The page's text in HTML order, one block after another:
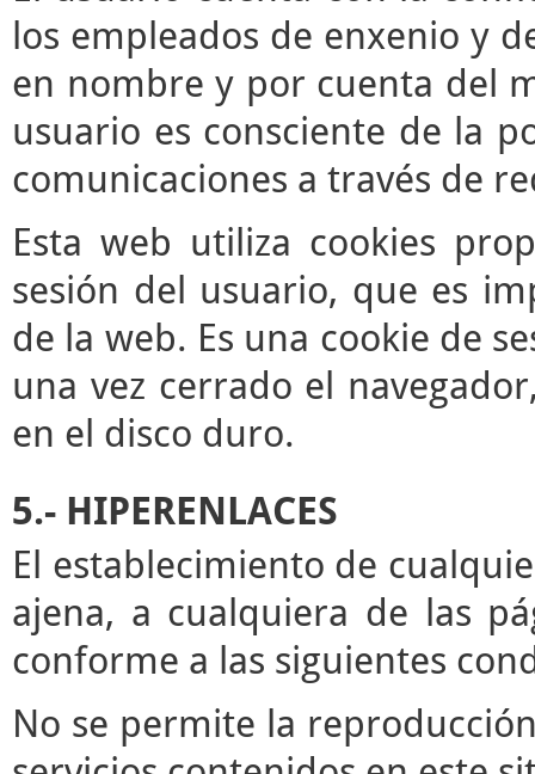
los empleados de enxenio y
en nombre y por cuenta del
usuario es consciente de la
comunicaciones a través de
Esta web utiliza cookies
sesión del usuario, que es
de la web. Es una cookie de
una vez cerrado el
en el disco duro.
5.- HIPERENLACES
El establecimiento de
ajena, a cualquiera de las
conforme a las siguientes
No se permite la